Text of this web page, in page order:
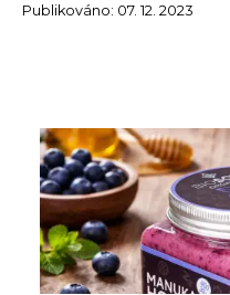
Publikováno: 07. 12. 2023